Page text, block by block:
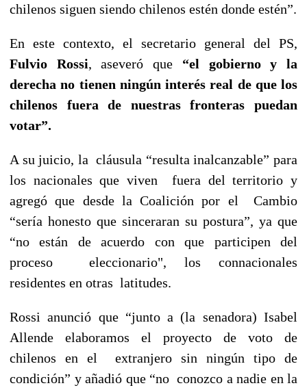
chilenos siguen siendo chilenos estén donde estén”.
En este contexto, el secretario general del PS,
Fulvio Rossi, aseveró que “el gobierno y la
derecha no tienen ningún interés real de que los
chilenos fuera de nuestras fronteras puedan
votar”.
A su juicio, la cláusula “resulta inalcanzable” para
los nacionales que viven fuera del territorio y
agregó que desde la Coalición por el Cambio
“sería honesto que sinceraran su postura”, ya que
“no están de acuerdo con que participen del
proceso eleccionario", los connacionales
residentes en otras latitudes.
Rossi anunció que “junto a (la senadora) Isabel
Allende elaboramos el proyecto de voto de
chilenos en el extranjero sin ningún tipo de
condición” y añadió que “no conozco a nadie en la